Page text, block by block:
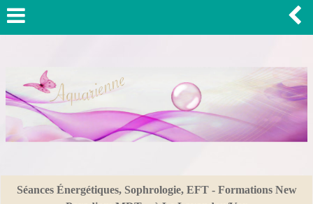
Séances Énergétiques, Sophrologie, EFT - Formations New